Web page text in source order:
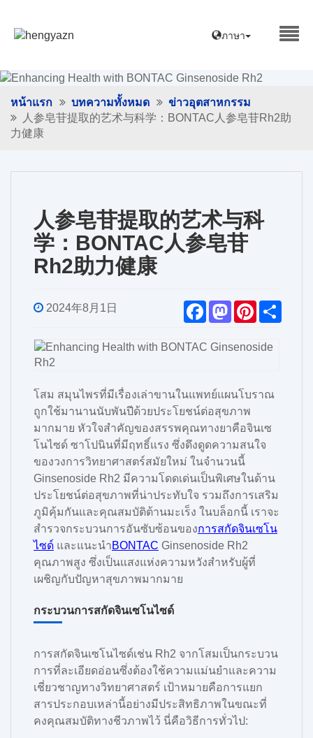
ภาษา
หน้าแรก บทความทั้งหมด
ข่าวอุตสาหกรรม
人参皂苷提取的艺术与科学：BONTAC人参皂苷Rh2助
力健康
人参皂苷提取的艺术与科
学：BONTAC人参皂苷
Rh2助力健康
2024年8月1日
F
b
M
a
o
P
e
t
โสม สมุนไพรที่มีเรื่องเล่าขานในแพทย์แผนโบราณ
ถูกใช้มานานนับพันปีด้วยประโยชน์ต่อสุขภาพ
มากมาย หัวใจสำคัญของสรรพคุณทางยาคือจินเซ
โนไซด์ ซาโปนินที่มีฤทธิ์แรง ซึ่งดึงดูดความสนใจ
ของวงการวิทยาศาสตร์สมัยใหม่ ในจำนวนนี้
Ginsenoside Rh2 มีความโดดเด่นเป็นพิเศษในด้าน
ประโยชน์ต่อสุขภาพที่น่าประทับใจ รวมถึงการเสริม
ภูมิคุ้มกันและคุณสมบัติต้านมะเร็ง ในบล็อกนี้ เราจะ
สำรวจกระบวนการอันซับซ้อนของการสกัดจินเซโน
ไซด์ และแนะนำBONTAC Ginsenoside Rh2
คุณภาพสูง ซึ่งเป็นแสงแห่งความหวังสำหรับผู้ที่
เผชิญกับปัญหาสุขภาพมากมาย
กระบวนการสกัดจินเซโนไซด์
การสกัดจินเซโนไซด์เช่น Rh2 จากโสมเป็นกระบวน
การที่ละเอียดอ่อนซึ่งต้องใช้ความแม่นยำและความ
เชี่ยวชาญทางวิทยาศาสตร์ เป้าหมายคือการแยก
สารประกอบเหล่านี้อย่างมีประสิทธิภาพในขณะที่
คงคุณสมบัติทางชีวภาพไว้ นี่คือวิธีการทั่วไป: